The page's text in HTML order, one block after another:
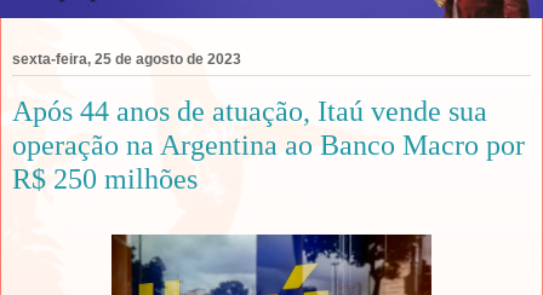
sexta-feira, 25 de agosto de 2023
Após 44 anos de atuação, Itaú vende sua
operação na Argentina ao Banco Macro por
R$ 250 milhões